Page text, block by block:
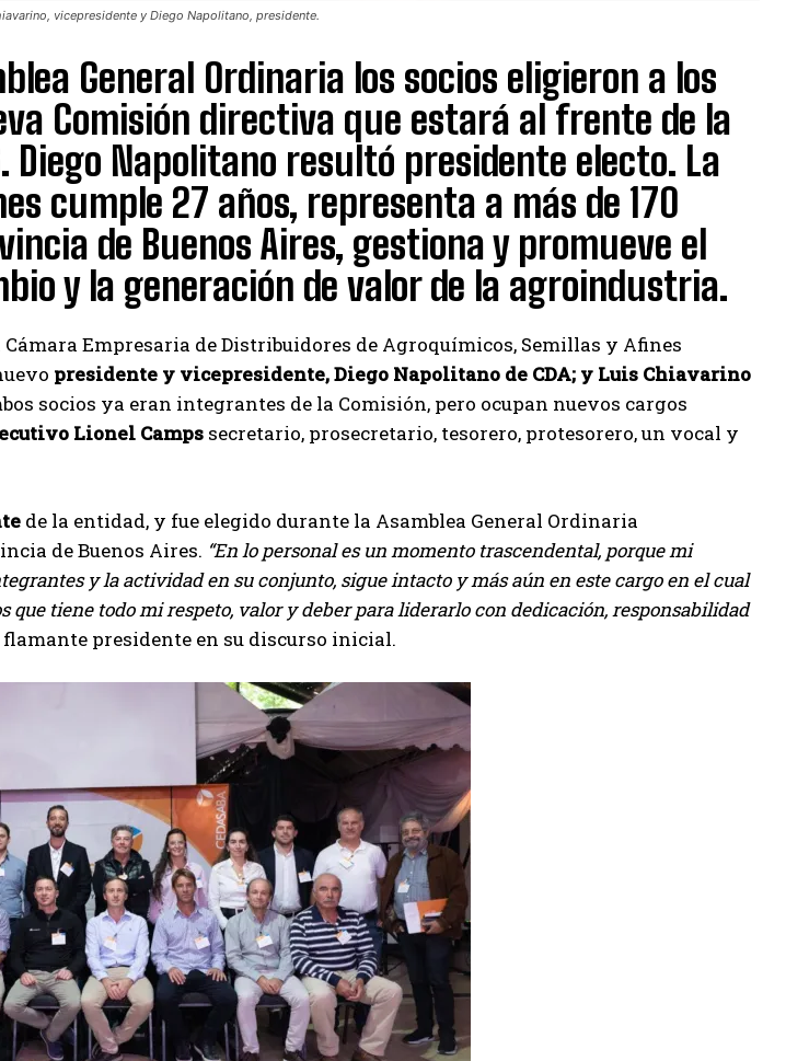
SUSCRIBIRME
Privacidad
vicepresidente y Diego Napolitano, presidente.
General Ordinaria los socios eligieron a los
Comisión directiva que estará al frente de la
Napolitano resultó presidente electo. La
cumple 27 años, representa a más de 170
de Buenos Aires, gestiona y promueve el
y la generación de valor de la agroindustria.
Empresaria de Distribuidores de Agroquímicos, Semillas y Afines
presidente y vicepresidente, Diego Napolitano de CDA; y Luis Chiavarino
socios ya eran integrantes de la Comisión, pero ocupan nuevos cargos
Lionel Camps secretario, prosecretario, tesorero, protesorero, un vocal y
de la entidad, y fue elegido durante la Asamblea General Ordinaria
de Buenos Aires. “En lo personal es un momento trascendental, porque mi
y la actividad en su conjunto, sigue intacto y más aún en este cargo en el cual
que tiene todo mi respeto, valor y deber para liderarlo con dedicación, responsabilidad
presidente en su discurso inicial.